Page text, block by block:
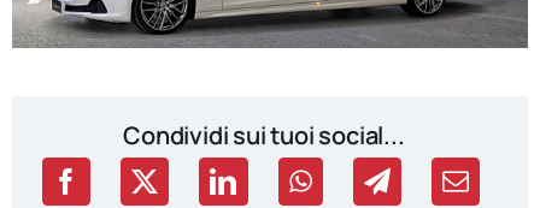
Condividi sui tuoi social...